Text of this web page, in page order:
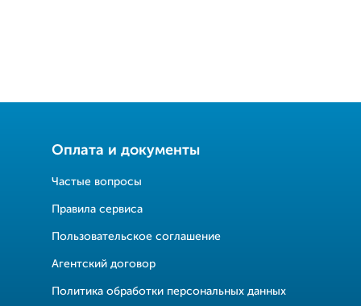
Оплата и документы
Частые вопросы
Правила сервиса
Пользовательское соглашение
Агентский договор
Политика обработки персональных данных